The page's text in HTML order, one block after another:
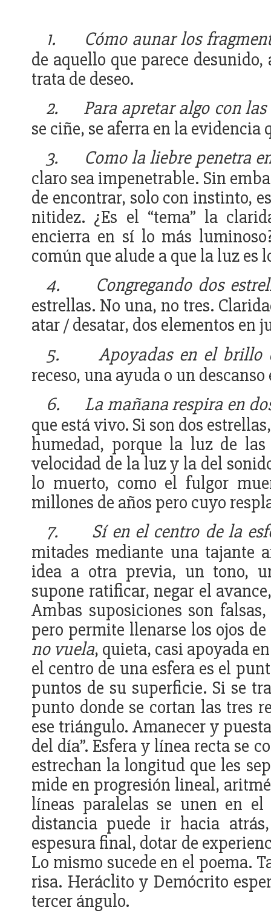
1.
Cómo aunar los
de aquello que parece
trata de deseo.
2.
Para apretar algo con
se ciñe, se aferra en la
3.
Como la liebre penetra
claro sea impenetrable. Sin
de encontrar, solo con instinto,
nitidez. ¿Es el “tema” la
encierra en sí lo más
común que alude a que la luz es
4.
Congregando dos
estrellas. No una, no tres.
atar / desatar, dos elementos en
5.
Apoyadas en el brillo
receso, una ayuda o un
6.
La mañana respira en
que está vivo. Si son dos
humedad, porque la luz de
velocidad de la luz y la del
lo muerto, como el fulgor
millones de años pero cuyo
7.
Sí en el centro de la
mitades mediante una tajante
idea a otra previa, un tono,
supone ratificar, negar el
Ambas suposiciones son
pero permite llenarse los ojos
no vuela, quieta, casi apoyada
el centro de una esfera es el
puntos de su superficie. Si se
punto donde se cortan las tres
ese triángulo. Amanecer y
del día”. Esfera y línea recta se
estrechan la longitud que les
mide en progresión lineal,
líneas paralelas se unen en
distancia puede ir hacia
espesura final, dotar de
Lo mismo sucede en el poema.
risa. Heráclito y Demócrito
tercer ángulo.